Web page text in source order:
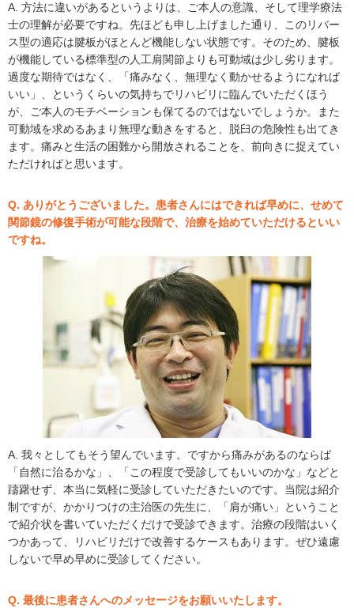
A. 方法に違いがあるというよりは、ご本人の意識、そして理学療法
士の理解が必要ですね。先ほども申し上げました通り、このリバー
ス型の適応は腱板がほとんど機能しない状態です。そのため、腱板
が機能している標準型の人工肩関節よりも可動域は少し劣ります。
過度な期待ではなく、「痛みなく、無理なく動かせるようになれば
いい」、というくらいの気持ちでリハビリに臨んでいただくほう
が、ご本人のモチベーションも保てるのではないでしょうか。また
可動域を求めるあまり無理な動きをすると、脱臼の危険性も出てき
ます。痛みと生活の困難から開放されることを、前向きに捉えてい
ただければと思います。
Q. ありがとうございました。患者さんにはできれば早めに、せめて
関節鏡の修復手術が可能な段階で、治療を始めていただけるといい
ですね。
A. 我々としてもそう望んでいます。ですから痛みがあるのならば
「自然に治るかな」、「この程度で受診してもいいのかな」などと
躊躇せず、本当に気軽に受診していただきたいのです。当院は紹介
制ですが、かかりつけの主治医の先生に、「肩が痛い」ということ
で紹介状を書いていただくだけで受診できます。治療の段階はいく
つかあって、リハビリだけで改善するケースもあります。ぜひ遠慮
しないで早め早めに受診してください。
Q. 最後に患者さんへのメッセージをお願いいたします。